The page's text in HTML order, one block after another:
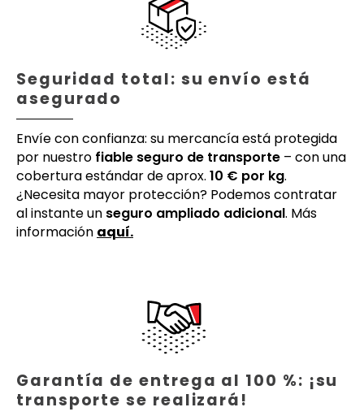
Seguridad total: su envío está
asegurado
Envíe con confianza: su mercancía está protegida
por nuestro fiable seguro de transporte – con una
cobertura estándar de aprox. 10 € por kg.
¿Necesita mayor protección? Podemos contratar
al instante un seguro ampliado adicional. Más
información aquí.
Garantía de entrega al 100 %: ¡su
transporte se realizará!